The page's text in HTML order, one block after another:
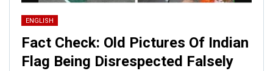
ENGLISH
Fact Check: Old Pictures Of Indian
Flag Being Disrespected Falsely